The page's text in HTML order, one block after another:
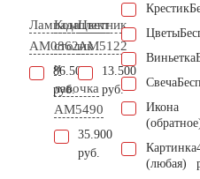
Лампада
AM0862
86.500
руб.
Комплект
столик
и
лавочка
AM5490
35.900
руб.
Цветник
AM5122
13.500
руб.
Крестик
Цветы
Виньетка
Свеча
Икона
Картинка
(любая)